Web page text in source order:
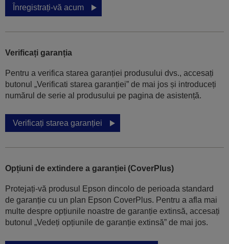
Înregistrați-vă acum
Verificați garanția
Pentru a verifica starea garanției produsului dvs., accesați
butonul „Verificati starea garanției” de mai jos și introduceți
numărul de serie al produsului pe pagina de asistență.
Verificați starea garanției
Opțiuni de extindere a garanției (CoverPlus)
Protejați-vă produsul Epson dincolo de perioada standard
de garanție cu un plan Epson CoverPlus. Pentru a afla mai
multe despre opțiunile noastre de garanție extinsă, accesați
butonul „Vedeți opțiunile de garanție extinsă” de mai jos.